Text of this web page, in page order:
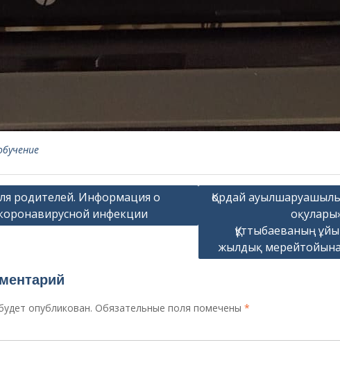
родителей. Информация о
инфекции
Қордай
Құттыбаеваның
жылдық мерейтойына
опубликован. Обязательные поля помечены *